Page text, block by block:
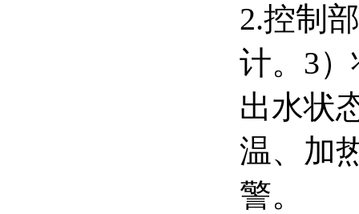
2.控制
计。3
出水状
温、加
警。